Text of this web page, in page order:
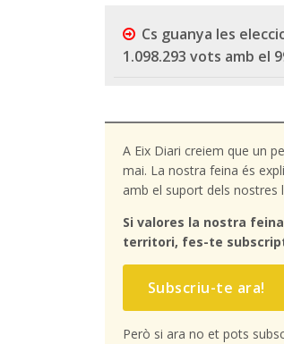
Cs guanya les
1.098.293 vots amb el
A Eix Diari creiem que un
mai. La nostra feina és
amb el suport dels nostres
Si valores la nostra
territori, fes-te
Subscriu-te ara!
Però si ara no et pots